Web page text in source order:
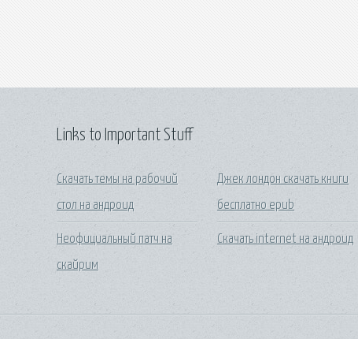
Links to Important Stuff
Скачать темы на рабочий
стол на андроид
Неофициальный патч на
скайрим
Джек лондон скачать книги
бесплатно epub
Скачать internet на андроид